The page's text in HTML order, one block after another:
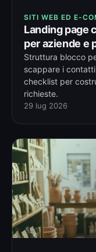
SITI WEB ED E-
Landing page
per aziende e
Struttura blocco
scappare i
checklist per
richieste.
29 lug 2026